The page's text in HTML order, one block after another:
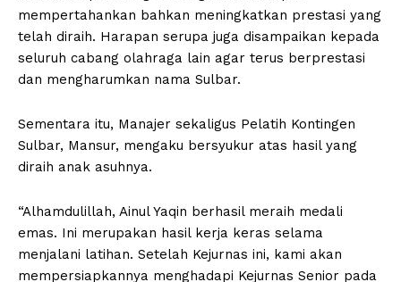
mempertahankan bahkan meningkatkan prestasi yang
telah diraih. Harapan serupa juga disampaikan kepada
seluruh cabang olahraga lain agar terus berprestasi
dan mengharumkan nama Sulbar.
Sementara itu, Manajer sekaligus Pelatih Kontingen
Sulbar, Mansur, mengaku bersyukur atas hasil yang
diraih anak asuhnya.
“Alhamdulillah, Ainul Yaqin berhasil meraih medali
emas. Ini merupakan hasil kerja keras selama
menjalani latihan. Setelah Kejurnas ini, kami akan
mempersiapkannya menghadapi Kejurnas Senior pada